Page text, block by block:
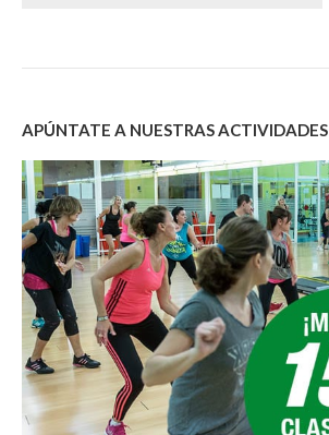
APÚNTATE A NUESTRAS ACTIVIDADES